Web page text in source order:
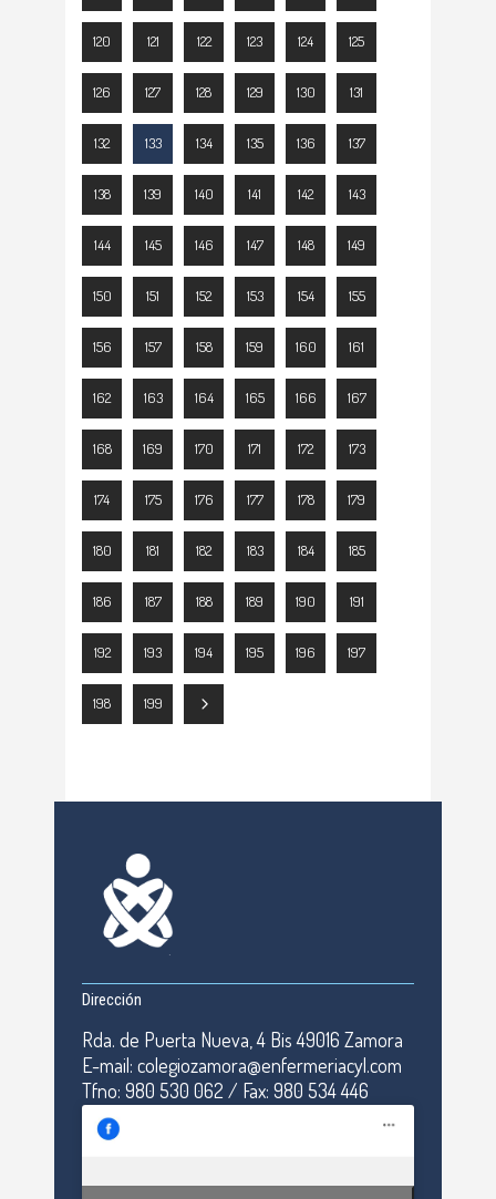
120 121 122 123 124 125
126 127 128 129 130 131
132 133 134 135 136 137
138 139 140 141 142 143
144 145 146 147 148 149
150 151 152 153 154 155
156 157 158 159 160 161
162 163 164 165 166 167
168 169 170 171 172 173
174 175 176 177 178 179
180 181 182 183 184 185
186 187 188 189 190 191
192 193 194 195 196 197
198 199
Dirección
Rda. de Puerta Nueva, 4 Bis 49016 Zamora
E-mail: colegiozamora@enfermeriacyl.com
Tfno: 980 530 062 / Fax: 980 534 446